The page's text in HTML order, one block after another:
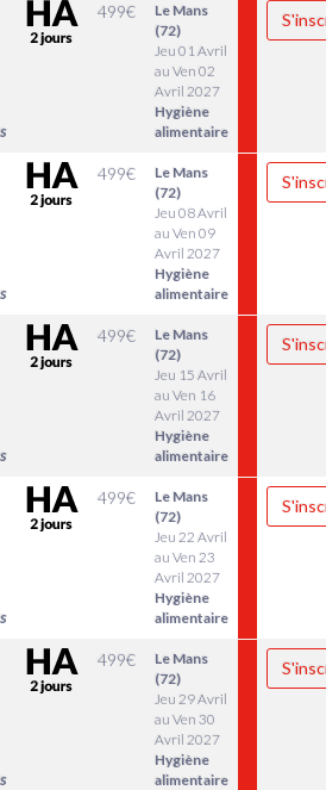
499€
Le Mans
(72)
Jeu 01 Avril
au Ven 02
Avril 2027
Hygiène
alimentaire
499€
Le Mans
(72)
Jeu 08 Avril
au Ven 09
Avril 2027
Hygiène
alimentaire
499€
Le Mans
(72)
Jeu 15 Avril
au Ven 16
Avril 2027
Hygiène
alimentaire
499€
Le Mans
(72)
Jeu 22 Avril
au Ven 23
Avril 2027
Hygiène
alimentaire
499€
Le Mans
(72)
Jeu 29 Avril
au Ven 30
Avril 2027
Hygiène
alimentaire